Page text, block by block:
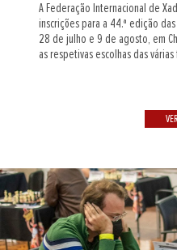
A Federação Internacional de
inscrições para a 44.ª edição
28 de julho e 9 de agosto, em
as respetivas escolhas das